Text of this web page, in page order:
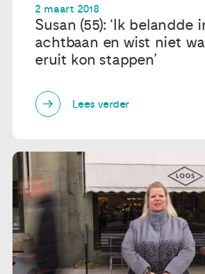
2 maart 2018
Susan (55): ‘Ik belandde
achtbaan en wist niet
eruit kon stappen’
Lees verder